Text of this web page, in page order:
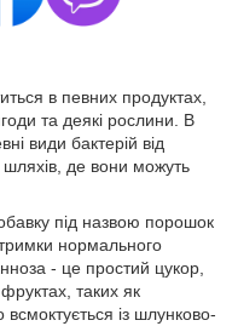
в певних продуктах,
та деякі рослини. В
види бактерій від
шляхів, де вони можуть
під назвою порошок
нормального
- це простий цукор,
таких як
всмоктується із шлунково-